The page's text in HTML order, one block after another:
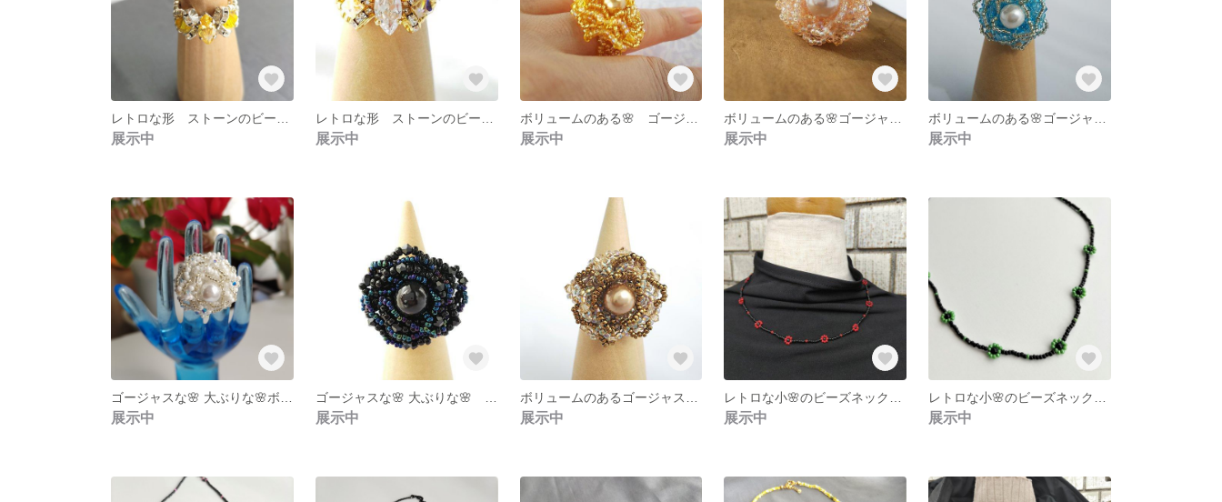
展示中 展示中 展示中 展示中 展示中
展示中 展示中 展示中 展示中 展示中